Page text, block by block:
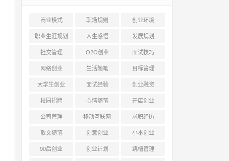
商业模式 职场规则 创业环境
职业生涯规划 人生感悟 发展规划
社交管理 O2O创业 面试技巧
网络创业 生活随笔 目标管理
大学生创业 面试经验 创业融资
校园招聘 心情随笔 开店创业
公司管理 移动互联网 求职经历
散文随笔 创意创业 小本创业
90后创业 创业计划 跳槽管理